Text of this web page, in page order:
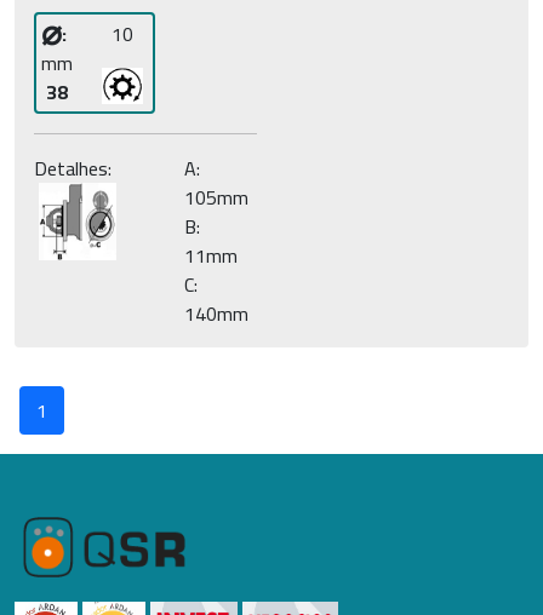
⌀:
mm
38
10
Detalhes:
A:
105mm
B:
11mm
C:
140mm
1